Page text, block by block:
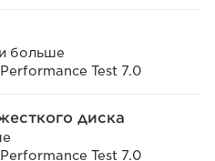
больше
Test 7.0
диска
Test 7.0